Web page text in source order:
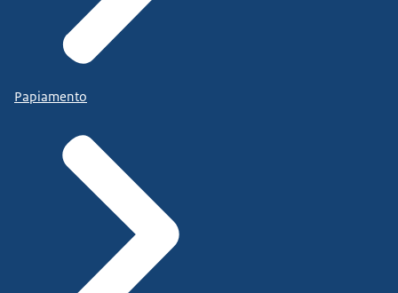
Papiamento